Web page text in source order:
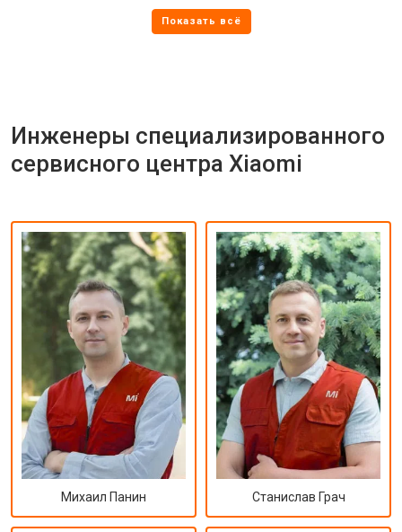
Инженеры специализированного
сервисного центра Xiaomi
Михаил Панин Станислав Грач